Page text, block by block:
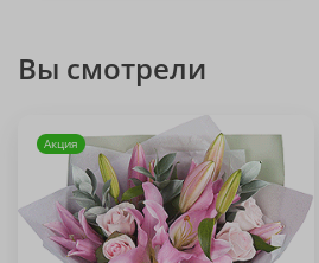
Вы смотрели
Акция